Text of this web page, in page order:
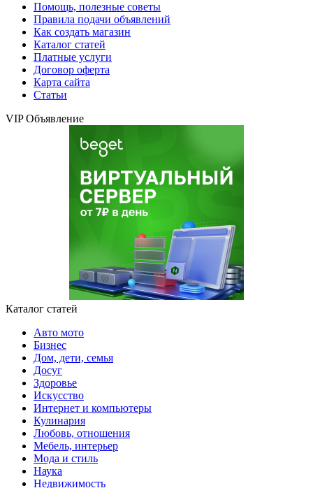
Помощь, полезные советы
Правила подачи объявлений
Как создать магазин
Каталог статей
Платные услуги
Договор оферта
Карта сайта
Статьи
VIP Объявление
Каталог статей
Авто мото
Бизнес
Дом, дети, семья
Досуг
Здоровье
Искусство
Интернет и компьютеры
Кулинария
Любовь, отношения
Мебель, интерьер
Мода и стиль
Наука
Недвижимость